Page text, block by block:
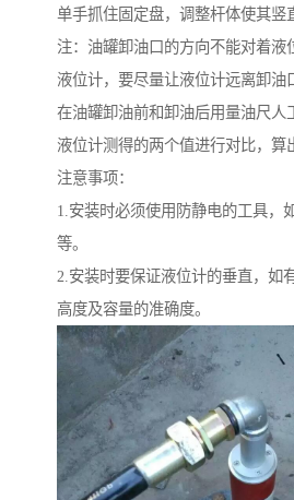
单手抓住固定盘，调整杆体使其竖
注：油罐卸油口的方向不能对着液
液位计，要尽量让液位计远离卸油
在油罐卸油前和卸油后用量油尺人
液位计测得的两个值进行对比，算
注意事项：
1.安装时必须使用防静电的工具，
等。
2.安装时要保证液位计的垂直，如
高度及容量的准确度。